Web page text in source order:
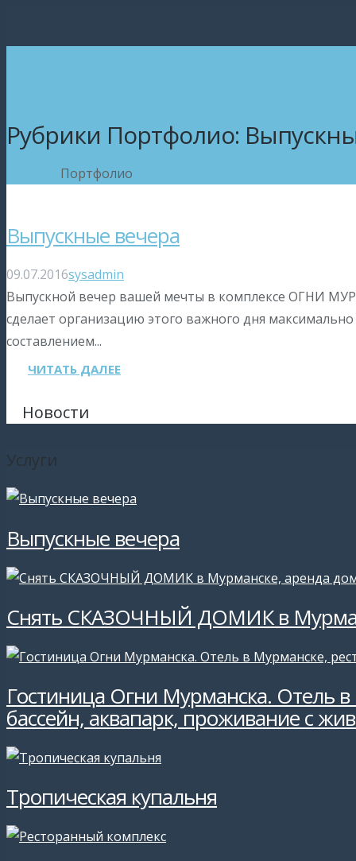
Рубрики Портфолио:
Портфолио
Выпускные вечера
09.07.2016sysadmin
Выпускной вечер вашей мечты в комплексе ОГНИ
сделает организацию этого важного дня
составлением...
ЧИТАТЬ ДАЛЕЕ
Новости
Услуги
Выпускные вечера
Снять СКАЗОЧНЫЙ ДОМИК в
Гостиница Огни Мурманска. Отель в
бассейн, аквапарк, проживание с
Тропическая купальня